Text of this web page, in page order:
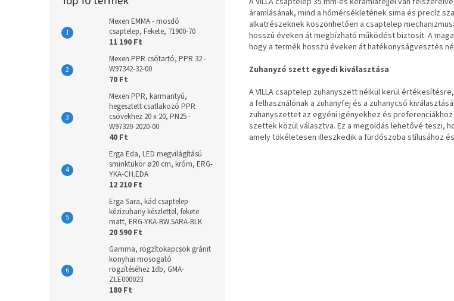
Mexen EMMA - mosdó
csaptelep, Fekete, 71900-70
11 190 Ft
Mexen PPR csőtartó, PPR 32 -
W97342-32-00
70 Ft
Mexen PPR, karmantyú,
hegesztett csatlakozó PPR
csövekhez 20 x 20, PN25 -
W97320-2020-00
40 Ft
Erga Eda, LED megvilágítású
sminktükör ø20 cm, króm, ERG-
YKA-CH.EDA
12 210 Ft
Erga Sara, kád csaptelep
kézizuhany készlettel, fekete
matt, ERG-YKA-BW.SARA-BLK
20 590 Ft
Gamma, rögzítokapcsok gránit
konyhai mosogató
rögzítéséhez 1db, GMA-
ZLE000023
180 Ft
áramlásának, mind a hőmérsékletének sima és precíz
alkatrészeknek köszönhetően a csaptelep
hosszú éveken át megbízható működést biztosít. A
hogy a termék hosszú éveken át hatékonyságvesztés
Zuhanyzó szett egyedi kiválasztása
A VILLA csaptelep zuhanyszett nélkül kerül
a felhasználónak a zuhanyfej és a zuhanycső
zuhanyszettet az egyéni igényekhez és
szettek közül választva. Ez a megoldás lehetővé teszi,
amely tökéletesen illeszkedik a fürdőszoba stílusához